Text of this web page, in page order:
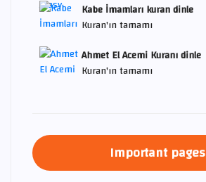
Kabe İmamları kuran dinle
Kuran'ın tamamı
Ahmet El Acemi Kuranı dinle
Kuran'ın tamamı
Important pages